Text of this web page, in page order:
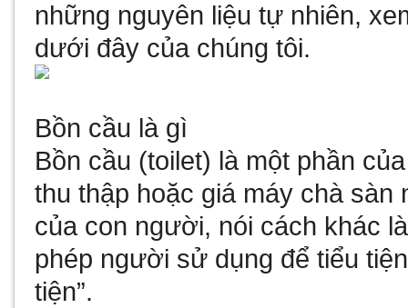
những nguyên liệu tự nhiên,
dưới đây của chúng tôi.
Bồn cầu là gì
Bồn cầu (toilet) là một phần
thu thập hoặc giá máy chà sàn
của con người, nói cách khác
phép người sử dụng để tiểu
tiện”.